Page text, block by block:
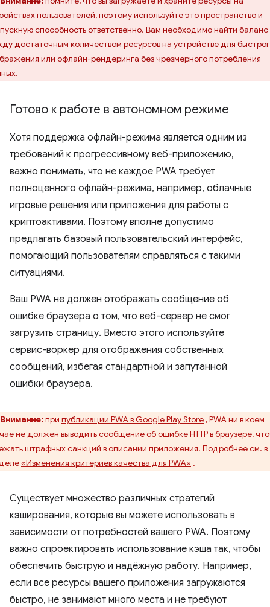
пользователей, поэтому используйте это пространство и
способность ответственно. Вам необходимо найти баланс
достаточным количеством ресурсов на устройстве для
или офлайн-рендеринга без чрезмерного потребления
Готово к работе в автономном режиме
Хотя поддержка офлайн-режима является одним из
требований к прогрессивному веб-приложению,
важно понимать, что не каждое PWA требует
полноценного офлайн-режима, например, облачные
игровые решения или приложения для работы с
криптоактивами. Поэтому вполне допустимо
предлагать базовый пользовательский интерфейс,
помогающий пользователям справляться с такими
ситуациями.
Ваш PWA не должен отображать сообщение об
ошибке браузера о том, что веб-сервер не смог
загрузить страницу. Вместо этого используйте
сервис-воркер для отображения собственных
сообщений, избегая стандартной и запутанной
ошибки браузера.
Внимание:при публикации PWA в Google Play Store , PWA ни в коем
не должен выводить сообщение об ошибке HTTP в браузере,
штрафных санкций в описании приложения. Подробнее см. в
«Изменения критериев качества для PWA» .
Существует множество различных стратегий
кэширования, которые вы можете использовать в
зависимости от потребностей вашего PWA. Поэтому
важно спроектировать использование кэша так, чтобы
обеспечить быструю и надёжную работу. Например,
если все ресурсы вашего приложения загружаются
быстро, не занимают много места и не требуют